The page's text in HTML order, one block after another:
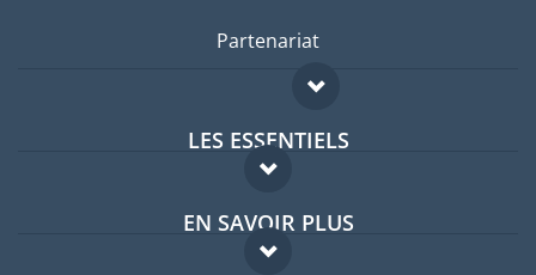
Partenariat
LES ESSENTIELS
Forum expatriés
Guides pays
EN SAVOIR PLUS
FAQ